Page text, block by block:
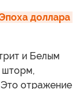
доллара
и Белым
шторм,
отражение